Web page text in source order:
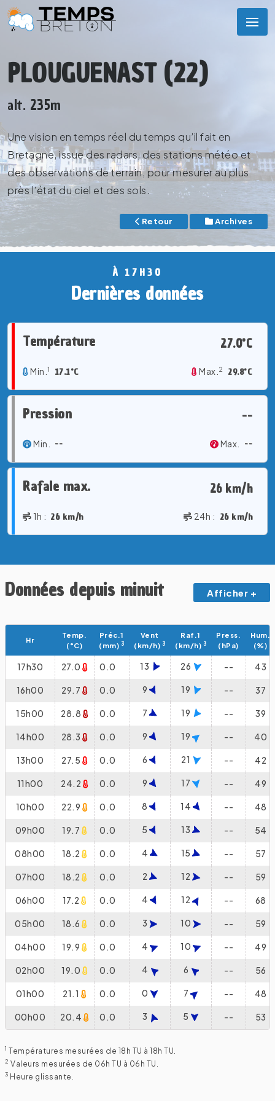
PLOUGUENAST (22)
alt. 235m
Une vision en temps réel du temps qu’il fait en
Bretagne, issue des radars, des stations météo et
des observations de terrain, pour mesurer au plus
près l’état du ciel et des sols.
Retour Archives
À 17H30
Dernières données
Température 27.0°C
Min. 1 17.1°C Max. 2 29.8°C
Pression --
Min. -- Max. --
Rafale max. 26 km/h
1h : 26 km/h 24h : 26 km/h
Données depuis minuit Afficher +
Hr
Temp.
(°C)
Préc.1
(mm) 3
Vent
(km/h) 3
Raf.1
(km/h) 3
Press.
(hPa)
Hum.
(%)
17h30 27.0 0.0 13 26 -- 43
16h00 29.7 0.0 9 19 -- 37
15h00 28.8 0.0 7 19 -- 39
14h00 28.3 0.0 9 19 -- 40
13h00 27.5 0.0 6 21 -- 42
11h00 24.2 0.0 9 17 -- 49
10h00 22.9 0.0 8 14 -- 48
09h00 19.7 0.0 5 13 -- 54
08h00 18.2 0.0 4 15 -- 57
07h00 18.2 0.0 2 12 -- 59
06h00 17.2 0.0 4 12 -- 68
05h00 18.6 0.0 3 10 -- 59
04h00 19.9 0.0 4 10 -- 49
02h00 19.0 0.0 4 6 -- 56
01h00 21.1 0.0 0 7 -- 48
00h00 20.4 0.0 3 5 -- 53
1 Températures mesurées de 18h TU à 18h TU.
2 Valeurs mesurées de 06h TU à 06h TU.
3 Heure glissante.